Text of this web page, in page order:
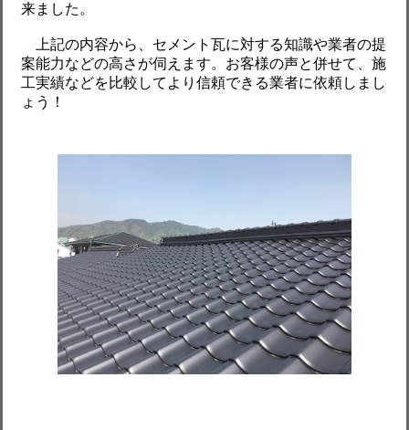
来ました。
上記の内容から、セメント瓦に対する知識や業者の提
案能力などの高さが伺えます。お客様の声と併せて、施
工実績などを比較してより信頼できる業者に依頼しまし
ょう！